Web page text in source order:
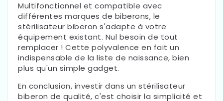
Multifonctionnel et compatible avec
différentes marques de biberons, le
stérilisateur biberon s'adapte à votre
équipement existant. Nul besoin de tout
remplacer ! Cette polyvalence en fait un
indispensable de la liste de naissance, bien
plus qu'un simple gadget.
En conclusion, investir dans un stérilisateur
biberon de qualité, c'est choisir la simplicité et